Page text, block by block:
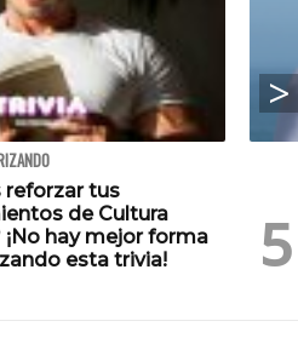
reforzar tus
de Cultura
¡No hay mejor forma
esta trivia!